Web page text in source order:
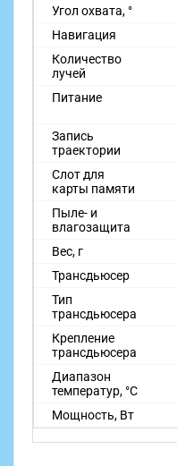
Угол охвата, °
Навигация
Количество
лучей
Питание
Запись
траектории
Слот для
карты памяти
Пыле- и
влагозащита
Вес, г
Трансдьюсер
Тип
трансдьюсера
Крепление
трансдьюсера
Диапазон
температур, °C
Мощность, Вт